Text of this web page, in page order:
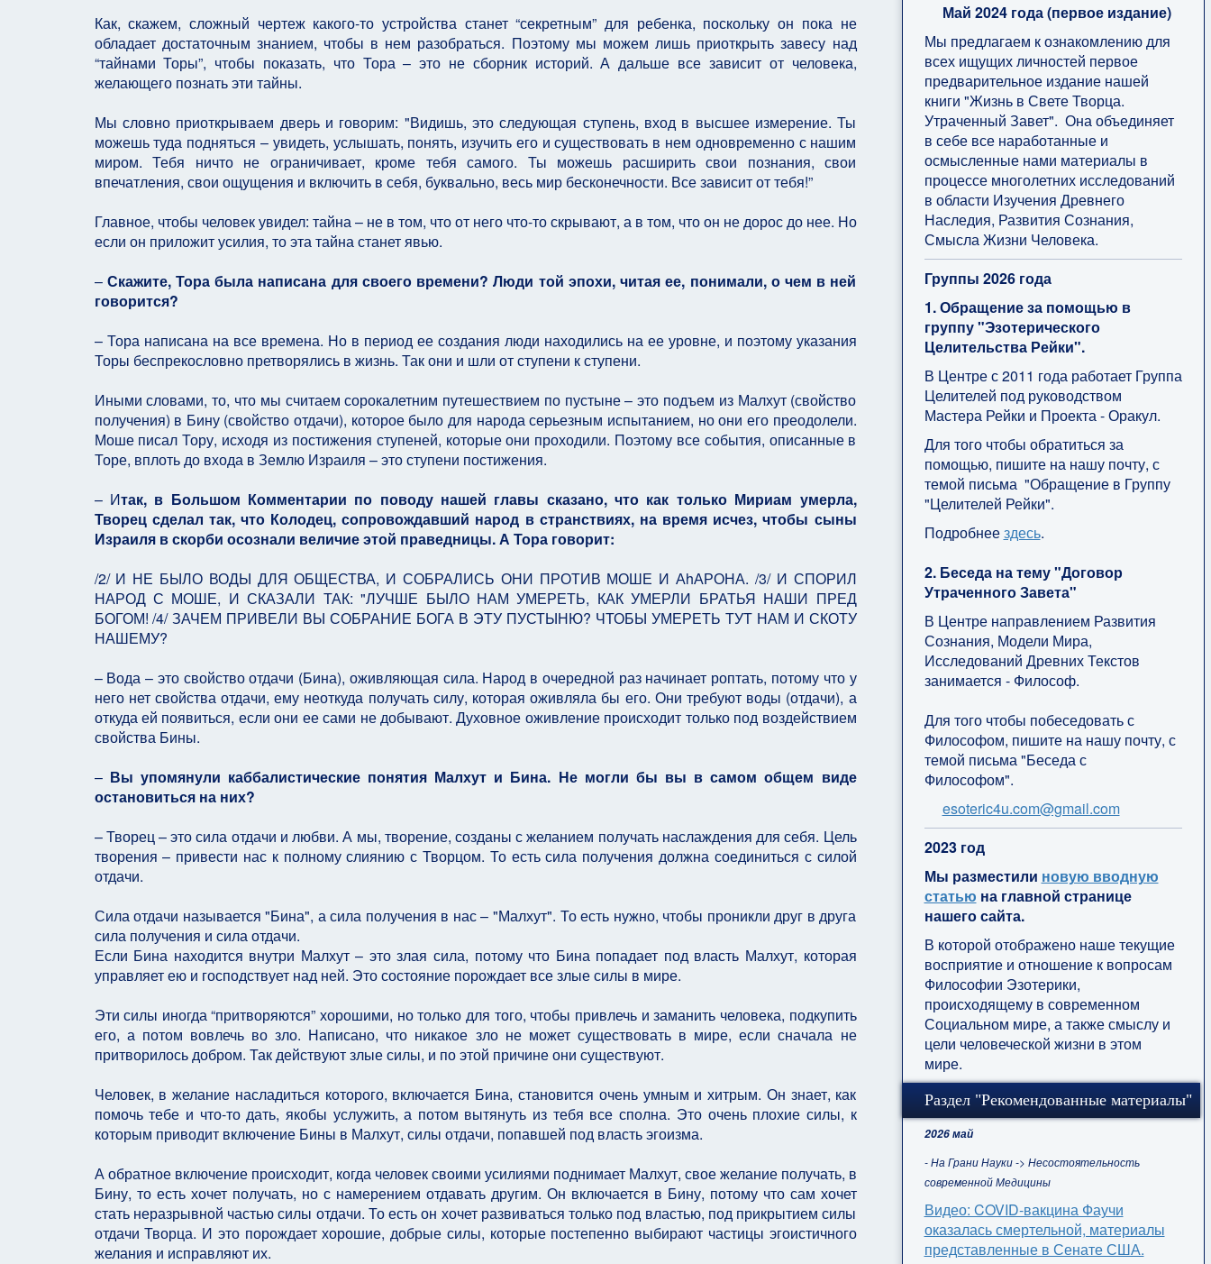
Как, скажем, сложный чертеж какого-то устройства станет “секретным” для ребенка, поскольку он пока не
обладает достаточным знанием, чтобы в нем разобраться. Поэтому мы можем лишь приоткрыть завесу над
“тайнами Торы”, чтобы показать, что Тора – это не сборник историй. А дальше все зависит от человека,
желающего познать эти тайны.
Мы словно приоткрываем дверь и говорим: "Видишь, это следующая ступень, вход в высшее измерение. Ты
можешь туда подняться – увидеть, услышать, понять, изучить его и существовать в нем одновременно с нашим
миром. Тебя ничто не ограничивает, кроме тебя самого. Ты можешь расширить свои познания, свои
впечатления, свои ощущения и включить в себя, буквально, весь мир бесконечности. Все зависит от тебя!”
Главное, чтобы человек увидел: тайна – не в том, что от него что-то скрывают, а в том, что он не дорос до нее. Но
если он приложит усилия, то эта тайна станет явью.
–Скажите, Тора была написана для своего времени? Люди той эпохи, читая ее, понимали, о чем в ней
говорится?
– Тора написана на все времена. Но в период ее создания люди находились на ее уровне, и поэтому указания
Торы беспрекословно претворялись в жизнь. Так они и шли от ступени к ступени.
Иными словами, то, что мы считаем сорокалетним путешествием по пустыне – это подъем из Малхут (свойство
получения) в Бину (свойство отдачи), которое было для народа серьезным испытанием, но они его преодолели.
Моше писал Тору, исходя из постижения ступеней, которые они проходили. Поэтому все события, описанные в
Торе, вплоть до входа в Землю Израиля – это ступени постижения.
– Итак, в Большом Комментарии по поводу нашей главы сказано, что как только Мириам умерла,
Творец сделал так, что Колодец, сопровождавший народ в странствиях, на время исчез, чтобы сыны
Израиля в скорби осознали величие этой праведницы. А Тора говорит:
/2/ И НЕ БЫЛО ВОДЫ ДЛЯ ОБЩЕСТВА, И СОБРАЛИСЬ ОНИ ПРОТИВ МОШЕ И АhАРОНА. /3/ И СПОРИЛ
НАРОД С МОШЕ, И СКАЗАЛИ ТАК: "ЛУЧШЕ БЫЛО НАМ УМЕРЕТЬ, КАК УМЕРЛИ БРАТЬЯ НАШИ ПРЕД
БОГОМ! /4/ ЗАЧЕМ ПРИВЕЛИ ВЫ СОБРАНИЕ БОГА В ЭТУ ПУСТЫНЮ? ЧТОБЫ УМЕРЕТЬ ТУТ НАМ И СКОТУ
НАШЕМУ?
– Вода – это свойство отдачи (Бина), оживляющая сила. Народ в очередной раз начинает роптать, потому что у
него нет свойства отдачи, ему неоткуда получать силу, которая оживляла бы его. Они требуют воды (отдачи), а
откуда ей появиться, если они ее сами не добывают. Духовное оживление происходит только под воздействием
свойства Бины.
– Вы упомянули каббалистические понятия Малхут и Бина. Не могли бы вы в самом общем виде
остановиться на них?
– Творец – это сила отдачи и любви. А мы, творение, созданы с желанием получать наслаждения для себя. Цель
творения – привести нас к полному слиянию с Творцом. То есть сила получения должна соединиться с силой
отдачи.
Сила отдачи называется "Бина", а сила получения в нас – "Малхут". То есть нужно, чтобы проникли друг в друга
сила получения и сила отдачи.
Если Бина находится внутри Малхут – это злая сила, потому что Бина попадает под власть Малхут, которая
управляет ею и господствует над ней. Это состояние порождает все злые силы в мире.
Эти силы иногда “притворяются” хорошими, но только для того, чтобы привлечь и заманить человека, подкупить
его, а потом вовлечь во зло. Написано, что никакое зло не может существовать в мире, если сначала не
притворилось добром. Так действуют злые силы, и по этой причине они существуют.
Человек, в желание насладиться которого, включается Бина, становится очень умным и хитрым. Он знает, как
помочь тебе и что-то дать, якобы услужить, а потом вытянуть из тебя все сполна. Это очень плохие силы, к
которым приводит включение Бины в Малхут, силы отдачи, попавшей под власть эгоизма.
А обратное включение происходит, когда человек своими усилиями поднимает Малхут, свое желание получать, в
Бину, то есть хочет получать, но с намерением отдавать другим. Он включается в Бину, потому что сам хочет
стать неразрывной частью силы отдачи. То есть он хочет развиваться только под властью, под прикрытием силы
отдачи Творца. И это порождает хорошие, добрые силы, которые постепенно выбирают частицы эгоистичного
желания и исправляют их.
Май 2024 года (первое издание)
Мы предлагаем к ознакомлению для
всех ищущих личностей первое
предварительное издание нашей
книги "Жизнь в Свете Творца.
Утраченный Завет". Она объединяет
в себе все наработанные и
осмысленные нами материалы в
процессе многолетних исследований
в области Изучения Древнего
Наследия, Развития Сознания,
Смысла Жизни Человека.
Группы 2026 года
1. Обращение за помощью в
группу "Эзотерического
Целительства Рейки".
В Центре с 2011 года работает Группа
Целителей под руководством
Мастера Рейки и Проекта - Оракул.
Для того чтобы обратиться за
помощью, пишите на нашу почту, с
темой письма "Обращение в Группу
"Целителей Рейки".
Подробнеездесь.
2. Беседа на тему "Договор
Утраченного Завета"
В Центре направлением Развития
Сознания, Модели Мира,
Исследований Древних Текстов
занимается - Философ.
Для того чтобы побеседовать с
Философом, пишите на нашу почту, с
темой письма "Беседа с
Философом".
esoteric4u.com@gmail.com
2023 год
Мы разместили новую вводную
статью на главной странице
нашего сайта.
В которой отображено наше текущие
восприятие и отношение к вопросам
Философии Эзотерики,
происходящему в современном
Социальном мире, а также смыслу и
цели человеческой жизни в этом
мире.
Раздел "Рекомендованные материалы"
2026 май
- На Грани Науки -> Несостоятельность
современной Медицины
Видео: COVID-вакцина Фаучи
оказалась смертельной, материалы
представленные в Сенате США.